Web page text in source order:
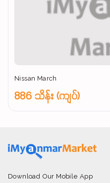
Nissan March
886 သိန်း (ကျပ်)
Download Our Mobile App